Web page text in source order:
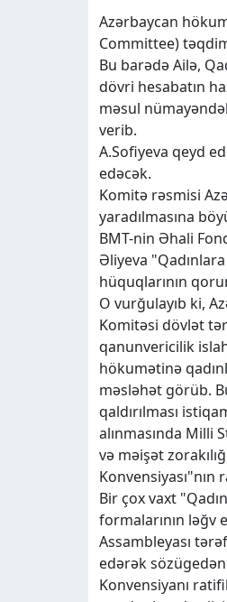
Azərbaycan
Committee)
Bu barədə Ailə,
dövri hesabatın
məsul
verib.
A.Sofiyeva qeyd
edəcək.
Komitə rəsmisi
yaradılmasına
BMT-nin Əhali
Əliyeva
hüquqlarının
O vurğulayıb ki,
Komitəsi dövlət
qanunvericilik
hökumətinə
məsləhət görüb.
qaldırılması
alınmasında Milli
və məişət
Bir çox vaxt
formalarının ləğv
Assambleyası
edərək
Konvensiyanı